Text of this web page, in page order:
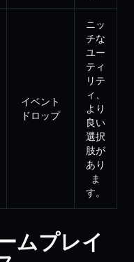
イベント
ドロップ
ニッ
チな
ユー
ティ
リテ
ィ、
より
良い
選択
肢が
あり
ま
す。
ムプレイ